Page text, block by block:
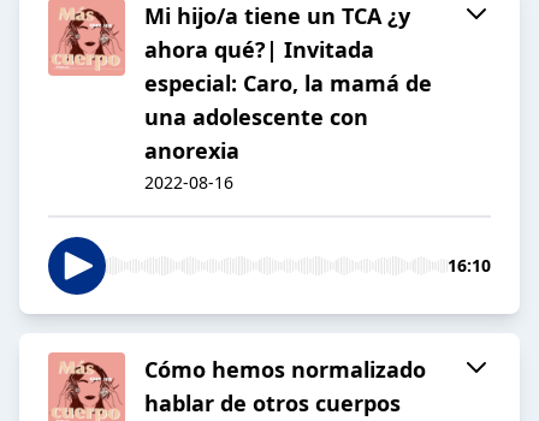
Mi hijo/a tiene un TCA ¿y
ahora qué?| Invitada
especial: Caro, la mamá de
una adolescente con
anorexia
2022-08-16
16:10
Cómo hemos normalizado
hablar de otros cuerpos